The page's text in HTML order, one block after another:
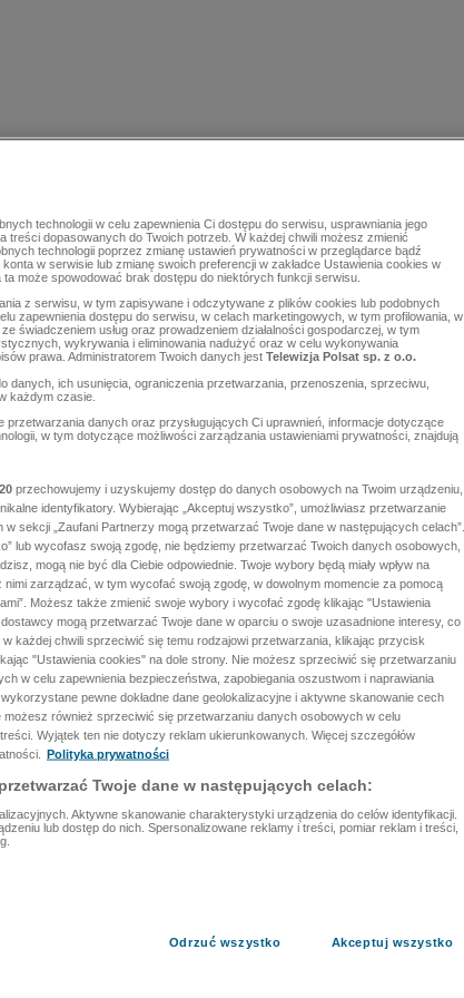
technologii w celu zapewnienia Ci dostępu do serwisu, usprawniania jego
treści dopasowanych do Twoich potrzeb. W każdej chwili możesz zmienić
technologii poprzez zmianę ustawień prywatności w przeglądarce bądź
w serwisie lub zmianę swoich preferencji w zakładce Ustawienia cookies w
może spowodować brak dostępu do niektórych funkcji serwisu.
z serwisu, w tym zapisywane i odczytywane z plików cookies lub podobnych
zapewnienia dostępu do serwisu, w celach marketingowych, w tym profilowania, w
świadczeniem usług oraz prowadzeniem działalności gospodarczej, w tym
wykrywania i eliminowania nadużyć oraz w celu wykonywania
prawa. Administratorem Twoich danych jest Telewizja Polsat sp. z o.o.
danych, ich usunięcia, ograniczenia przetwarzania, przenoszenia, sprzeciwu,
każdym czasie.
przetwarzania danych oraz przysługujących Ci uprawnień, informacje dotyczące
w tym dotyczące możliwości zarządzania ustawieniami prywatności, znajdują
przechowujemy i uzyskujemy dostęp do danych osobowych na Twoim urządzeniu,
identyfikatory. Wybierając „Akceptuj wszystko”, umożliwiasz przetwarzanie
sekcji „Zaufani Partnerzy mogą przetwarzać Twoje dane w następujących celach”.
lub wycofasz swoją zgodę, nie będziemy przetwarzać Twoich danych osobowych,
mogą nie być dla Ciebie odpowiednie. Twoje wybory będą miały wpływ na
zarządzać, w tym wycofać swoją zgodę, w dowolnym momencie za pomocą
Możesz także zmienić swoje wybory i wycofać zgodę klikając "Ustawienia
mogą przetwarzać Twoje dane w oparciu o swoje uzasadnione interesy, co
każdej chwili sprzeciwić się temu rodzajowi przetwarzania, klikając przycisk
"Ustawienia cookies" na dole strony. Nie możesz sprzeciwić się przetwarzaniu
w celu zapewnienia bezpieczeństwa, zapobiegania oszustwom i naprawiania
pewne dokładne dane geolokalizacyjne i aktywne skanowanie cech
możesz również sprzeciwić się przetwarzaniu danych osobowych w celu
Wyjątek ten nie dotyczy reklam ukierunkowanych. Więcej szczegółów
Polityka prywatności
Twoje dane w następujących celach:
Aktywne skanowanie charakterystyki urządzenia do celów identyfikacji.
lub dostęp do nich. Spersonalizowane reklamy i treści, pomiar reklam i treści,
Odrzuć wszystko Akceptuj wszystko